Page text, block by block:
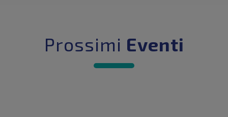
Prossimi Eventi